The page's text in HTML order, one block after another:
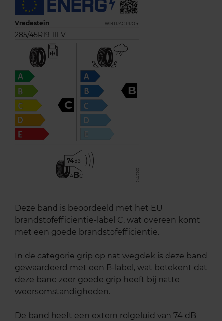
Vredestein WINTRAC PRO +
285/45R19 111 V
C
B
74
ABC
Deze band is beoordeeld met het EU
brandstofefficiëntie-label C, wat overeen komt
met een goede brandstofefficiëntie.
In de categorie grip op nat wegdek is deze band
gewaardeerd met een B-label, wat betekent dat
deze band zeer goede grip heeft bij natte
weersomstandigheden.
De band heeft een extern rolgeluid van 74 dB